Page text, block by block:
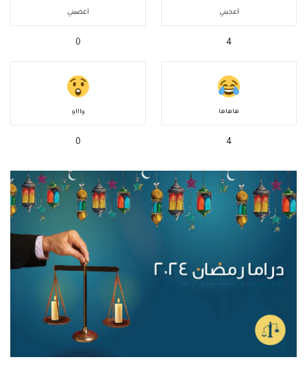
أعجبني
4
أغضبني
0
هاهاها
4
واااو
0